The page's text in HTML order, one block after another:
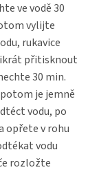
ve vodě 30
vylijte
rukavice
přitisknout
30 min.
je jemně
vodu, po
opřete v rohu
vodu
rozložte